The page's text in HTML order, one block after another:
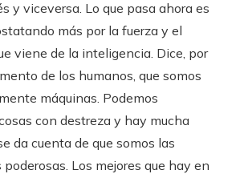
y viceversa. Lo que pasa ahora es
más por la fuerza y ​​el
viene de la inteligencia. Dice, por
de los humanos, que somos
máquinas. Podemos
con destreza y hay mucha
da cuenta de que somos las
Los mejores que hay en